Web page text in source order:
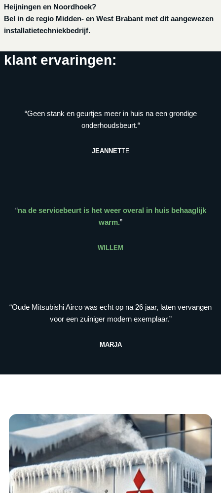
Heijningen en Noordhoek?
Bel in de regio Midden- en West Brabant met dit aangewezen
installatietechniekbedrijf.
klant ervaringen:
“Geen stank en geurtjes meer in huis na een grondige
onderhoudsbeurt.“
JEANNETTE
“na de servicebeurt is het weer overal in huis behaaglijk
warm.”
WILLEM
“Oude Mitsubishi Airco was echt op na 26 jaar, laten vervangen
voor een zuiniger modern exemplaar.”
MARJA